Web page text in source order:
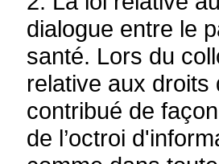
dialogue entre le
santé. Lors du
relative aux
contribué de
de l’octroi